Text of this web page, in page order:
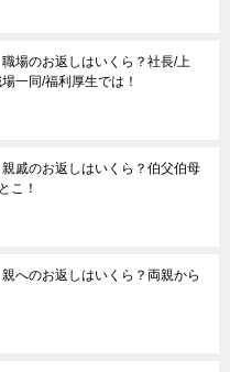
場のお返しはいくら？社長/上
一同/福利厚生では！
戚のお返しはいくら？伯父伯母
こ！
へのお返しはいくら？両親から